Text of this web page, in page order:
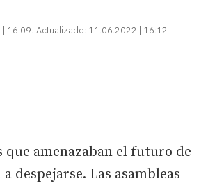
16:09 Actualizado: 11.06.2022 | 16:12
que amenazaban el futuro de
despejarse. Las asambleas